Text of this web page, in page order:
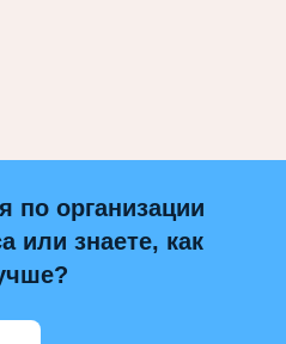
по организации
или знаете, как